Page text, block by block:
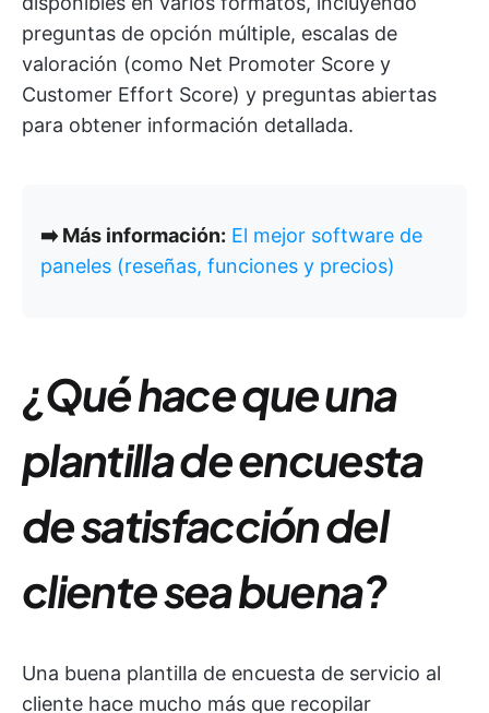
preguntas de opción múltiple, escalas de
valoración (como Net Promoter Score y
Customer Effort Score) y preguntas abiertas
para obtener información detallada.
➡️ Más información: El mejor software de
paneles (reseñas, funciones y precios)
¿Qué hace que una
plantilla de encuesta
de satisfacción del
cliente sea buena?
Una buena plantilla de encuesta de servicio al
cliente hace mucho más que recopilar